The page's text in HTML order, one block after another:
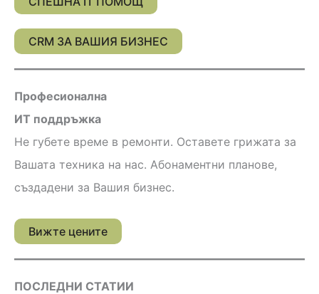
CRM ЗА ВАШИЯ БИЗНЕС
Професионална
ИТ поддръжка
Не губете време в ремонти. Оставете грижата за
Вашата техника на нас. Абонаментни планове,
създадени за Вашия бизнес.
Вижте цените
ПОСЛЕДНИ СТАТИИ